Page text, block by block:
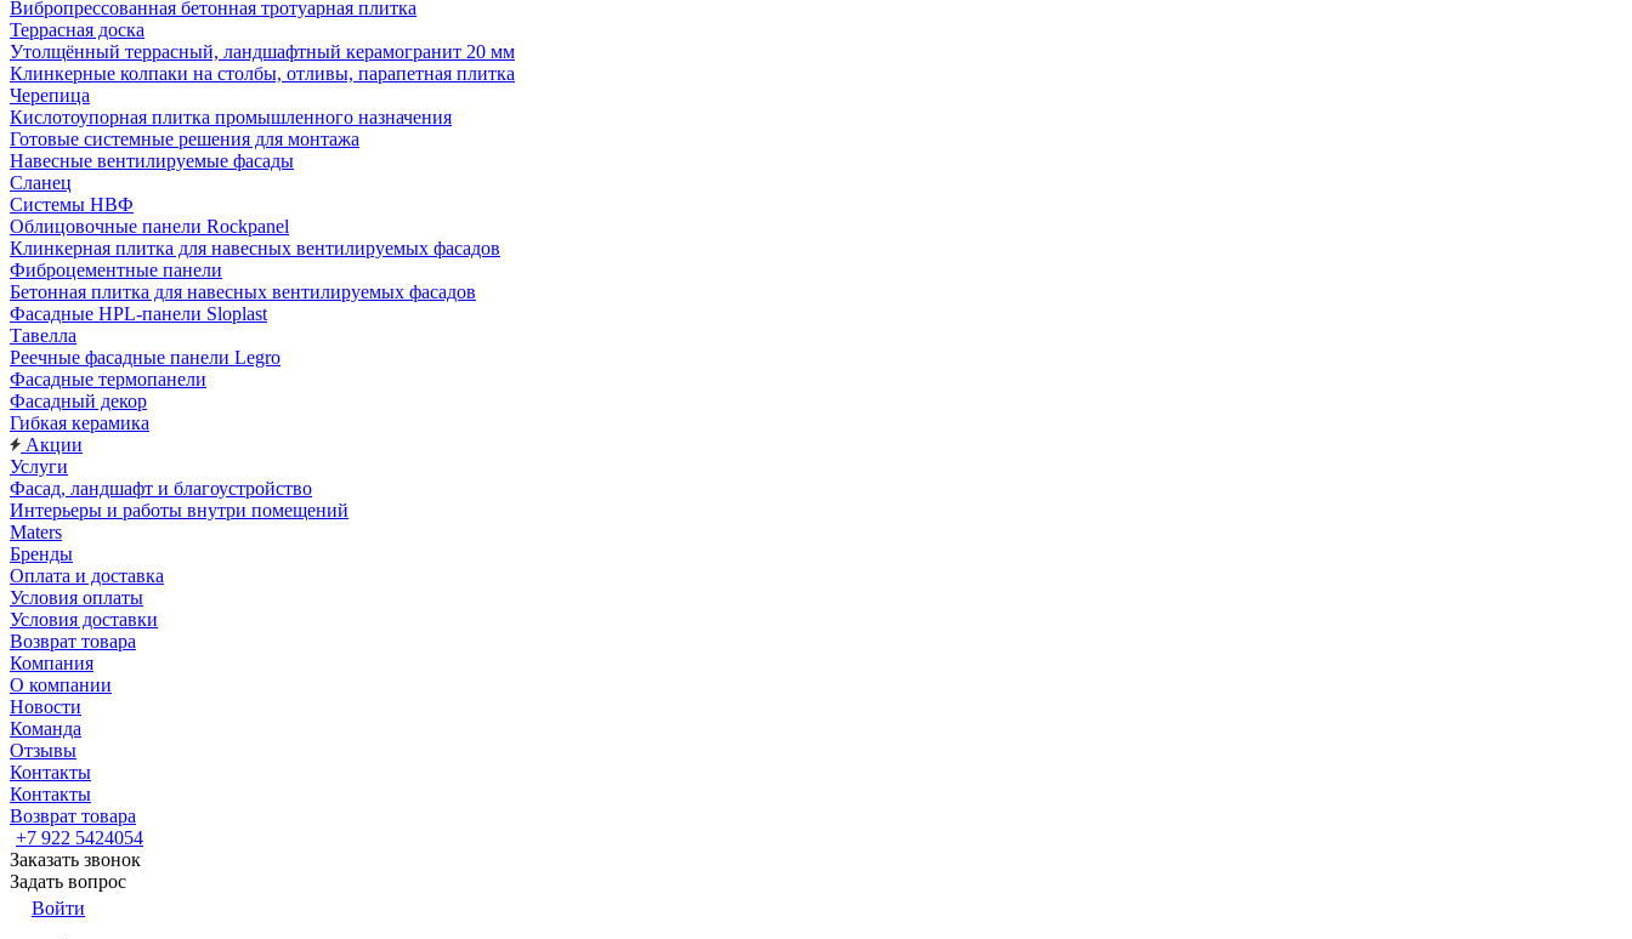
Вибропрессованная бетонная тротуарная плитка
Террасная доска
Утолщённый террасный, ландшафтный керамогранит 20 мм
Клинкерные колпаки на столбы, отливы, парапетная плитка
Черепица
Кислотоупорная плитка промышленного назначения
Готовые системные решения для монтажа
Навесные вентилируемые фасады
Сланец
Системы НВФ
Облицовочные панели Rockpanel
Клинкерная плитка для навесных вентилируемых фасадов
Фиброцементные панели
Бетонная плитка для навесных вентилируемых фасадов
Фасадные HPL-панели Sloplast
Тавелла
Реечные фасадные панели Legro
Фасадные термопанели
Фасадный декор
Гибкая керамика
Акции
Услуги
Фасад, ландшафт и благоустройство
Интерьеры и работы внутри помещений
Maters
Бренды
Оплата и доставка
Условия оплаты
Условия доставки
Возврат товара
Компания
О компании
Новости
Команда
Отзывы
Контакты
Контакты
Возврат товара
+7 922 5424054
Заказать звонок
Задать вопрос
Войти